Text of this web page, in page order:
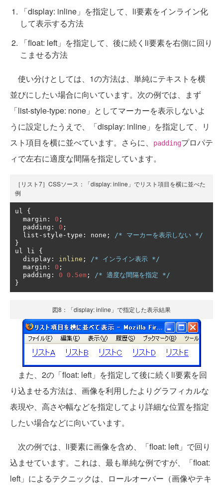
「display: inline」を指定して、li要素をインライン化
して表示する方法
「float: left」を指定して、後に続くli要素を右側に回り
こませる方法
使い分けとしては、1の方法は、単純にテキストを横
並びにしたい場合に向いています。次の例では、まず
「list-style-type: none」としてマーカーを表示しないよ
うに設定したうえで、「display: inline」を指定して、リ
スト項目を横に並べています。さらに、
paddingプロパテ
ィで左右に適度な間隔を指定しています。
［リスト7］CSSソース：「display: inline」でリスト項目を横に並べた
例
ul {
  margin
: 0 ;
  padding
: 0 ;
  list
- style -type : none ;
/* マーカーを表示しない */
}
ul li {
  display
: inline ;
/* インライン表示 */
  margin
: 0 ;
  padding
: 0 0.5em ;
/* 適度な間隔を指定 */
}
図8：「display: inline」で指定した表示結果
また、2の「float: left」を指定して後に続くli要素を回
り込ませる方法は、画像を利用したよりグラフィカルな
表現や、高さや幅などを指定してより詳細な位置を指定
したい場合などに向いています。
次の例では、li要素に画像を含め、「float: left」で回り
込ませています。これは、最も単純な例ですが、「float:
left」によるテクニックは、ロールオーバー（画像やテキ